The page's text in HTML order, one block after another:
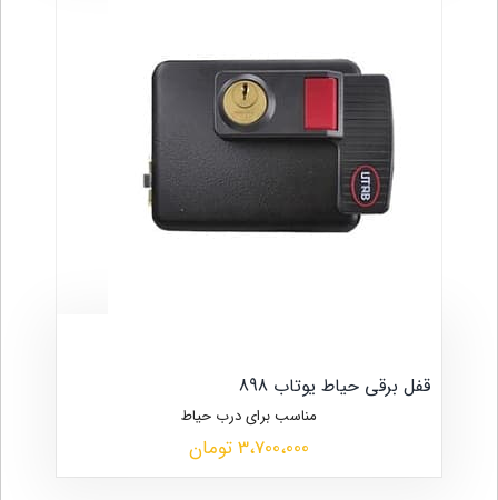
قفل برقی حیاط یوتاب 898
مناسب برای درب حیاط
3،700،000 تومان